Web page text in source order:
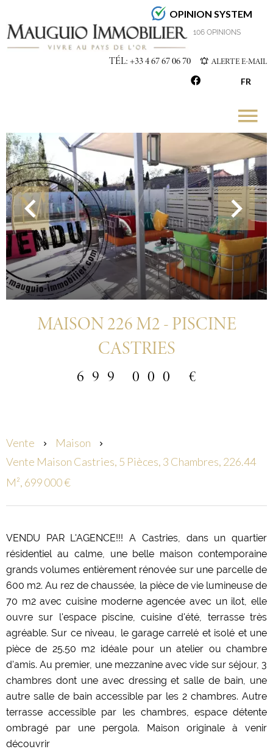
OPINION SYSTEM
4.7/5 106 OPINIONS
TÉL: +33 4 67 67 06 70 ALERTE E-MAIL
FR
MAISON 226 M2 - PISCINE
CASTRIES
699 000 €
Vente
Maison
Vente Maison Castries, 5 Pièces, 3 Chambres, 226.44
M², 699 000 €
VENDU PAR L'AGENCE!!! A Castries, dans un quartier
résidentiel au calme, une belle maison contemporaine
grands volumes entièrement rénovée sur une parcelle de
600 m2. Au rez de chaussée, la pièce de vie lumineuse de
70 m2 avec cuisine moderne agencée avec un ilot, elle
ouvre sur l'espace piscine, cuisine d'été, terrasse très
agréable. Sur ce niveau, le garage carrelé et isolé et une
pièce de 25.50 m2 idéale pour un atelier ou chambre
d'amis. Au premier, une mezzanine avec vide sur séjour, 3
chambres dont une avec dressing et salle de bain, une
autre salle de bain accessible par les 2 chambres. Autre
terrasse accessible par les chambres, espace détente
ombragé par une pergola. Maison originale à venir
découvrir